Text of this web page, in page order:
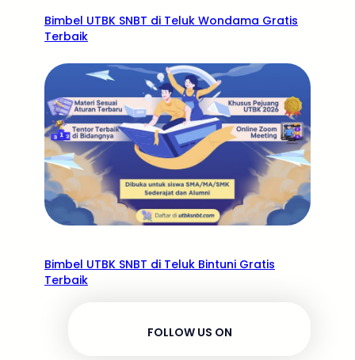
Bimbel UTBK SNBT di Teluk Wondama Gratis
Terbaik
Bimbel UTBK SNBT di Teluk Bintuni Gratis
Terbaik
FOLLOW US ON